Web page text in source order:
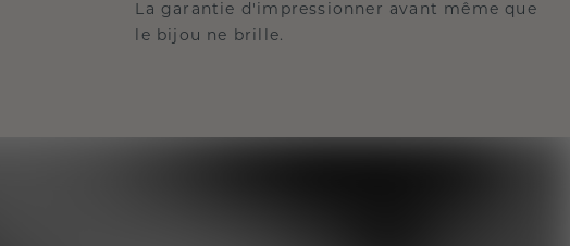
La garantie d'impressionner avant même que
le bijou ne brille.